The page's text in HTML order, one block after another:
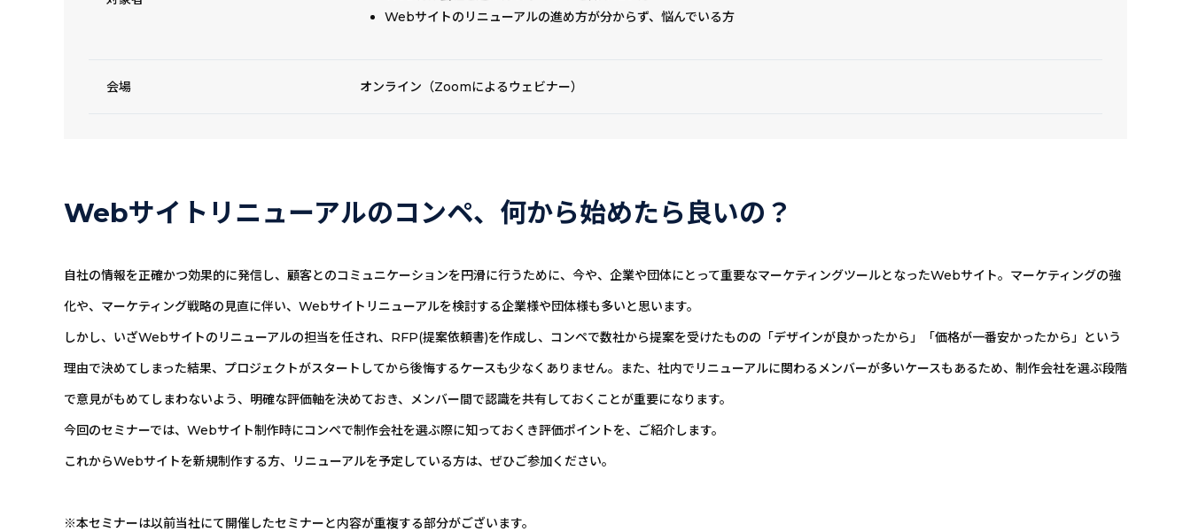
Webサイトのリニューアルの進め方が分からず、悩んでいる方
会場 オンライン（Zoomによるウェビナー）
Webサイトリニューアルのコンペ、何から始めたら良いの？
自社の情報を正確かつ効果的に発信し、顧客とのコミュニケーションを円滑に行うために、今や、企業や団体にとって重要なマーケティングツールとなったWebサイト。マーケティングの強
化や、マーケティング戦略の見直に伴い、Webサイトリニューアルを検討する企業様や団体様も多いと思います。
しかし、いざWebサイトのリニューアルの担当を任され、RFP(提案依頼書)を作成し、コンペで数社から提案を受けたものの「デザインが良かったから」「価格が一番安かったから」という
理由で決めてしまった結果、プロジェクトがスタートしてから後悔するケースも少なくありません。また、社内でリニューアルに関わるメンバーが多いケースもあるため、制作会社を選ぶ段階
で意見がもめてしまわないよう、明確な評価軸を決めておき、メンバー間で認識を共有しておくことが重要になります。
今回のセミナーでは、Webサイト制作時にコンペで制作会社を選ぶ際に知っておくき評価ポイントを、ご紹介します。
これからWebサイトを新規制作する方、リニューアルを予定している方は、ぜひご参加ください。
※本セミナーは以前当社にて開催したセミナーと内容が重複する部分がございます。